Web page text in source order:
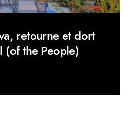
retourne et dort
(of the People)